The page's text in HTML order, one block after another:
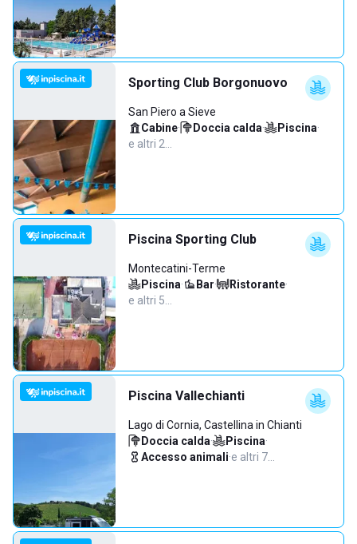
Sporting Club Borgonuovo
San Piero a Sieve
Cabine· Doccia calda· Piscina·
e altri 2…
Piscina Sporting Club
Montecatini-Terme
Piscina· Bar· Ristorante·
e altri 5…
Piscina Vallechianti
Lago di Cornia, Castellina in Chianti
Doccia calda· Piscina·
Accesso animali·e altri 7…